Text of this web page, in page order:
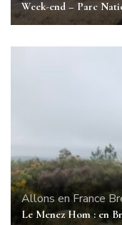
Week-end – Parc
Allons en France
Le Menez Hom : en